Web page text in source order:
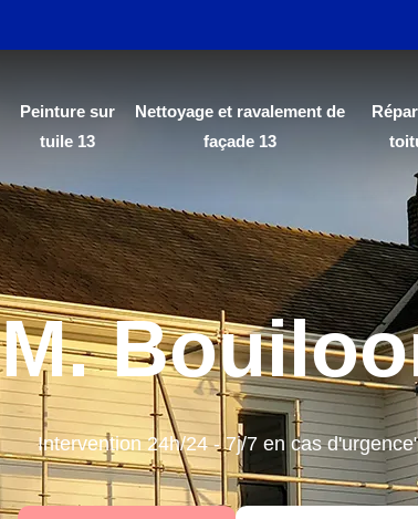
Peinture sur
tuile 13
Nettoyage et ravalement de
façade 13
M.
Intervention 24h/24 - 7j/7 en cas